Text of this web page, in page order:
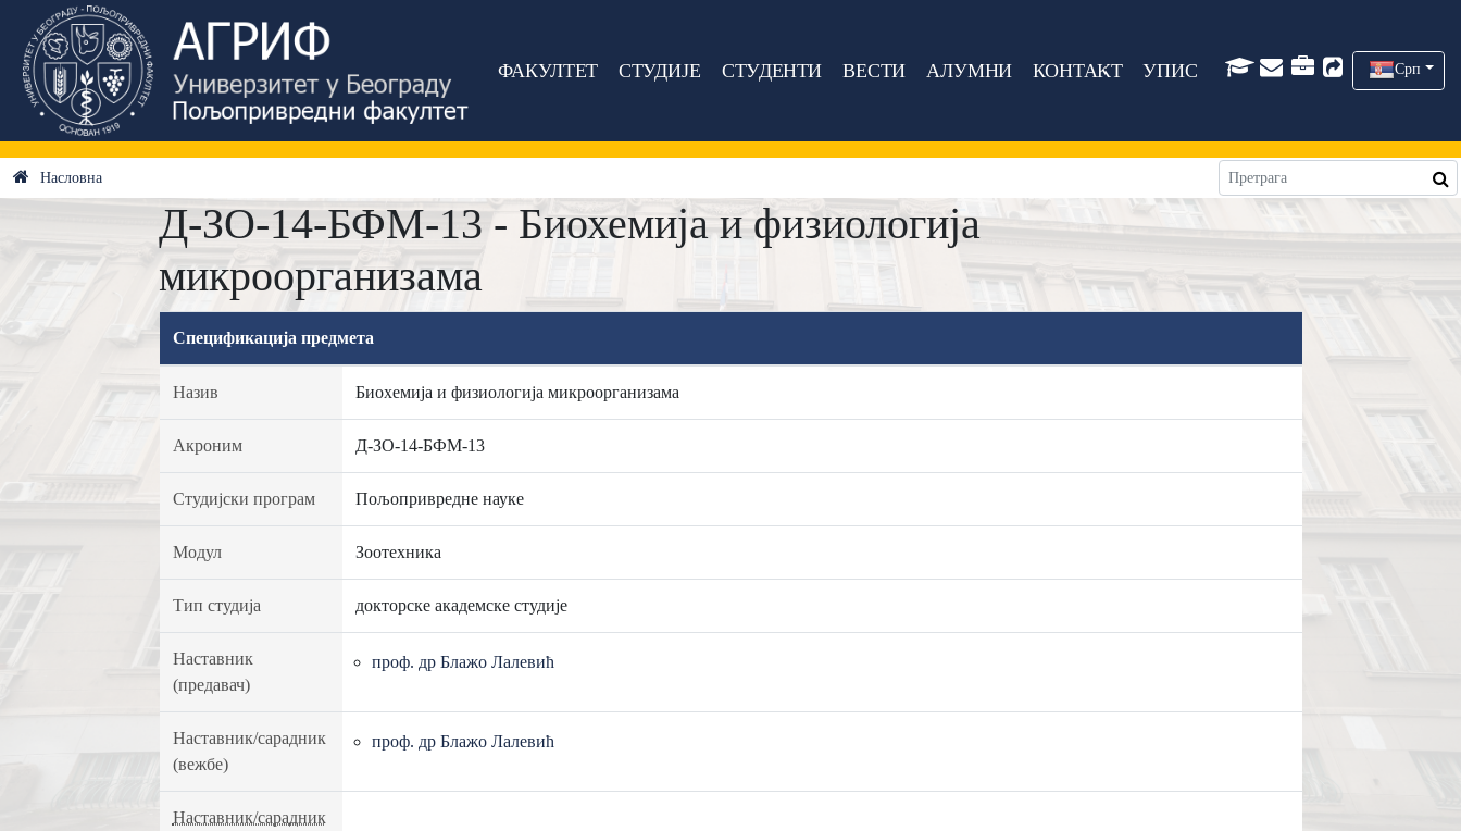
ФАКУЛТЕТ СТУДИЈЕ СТУДЕНТИ ВЕСТИ АЛУМНИ КОНТАКТ УПИС Срп
Насловна
Д-ЗО-14-БФМ-13 - Биохемија и физиологија
микроорганизама
Спецификација предмета
Назив Биохемија и физиологија микроорганизама
Акроним Д-ЗО-14-БФМ-13
Студијски програм Пољопривредне науке
Модул Зоотехника
Тип студија докторске академске студије
Наставник
(предавач)
проф. др Блажо Лалевић
Наставник/сарадник
(вежбе)
проф. др Блажо Лалевић
Наставник/сарадник